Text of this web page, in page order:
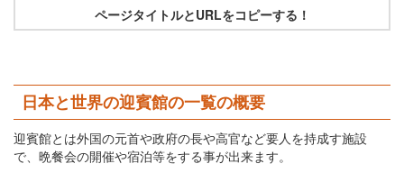
ページタイトルとURLをコピーする！
日本と世界の迎賓館の一覧の概要
迎賓館とは外国の元首や政府の長や高官など要人を持成す施設
で、晩餐会の開催や宿泊等をする事が出来ます。